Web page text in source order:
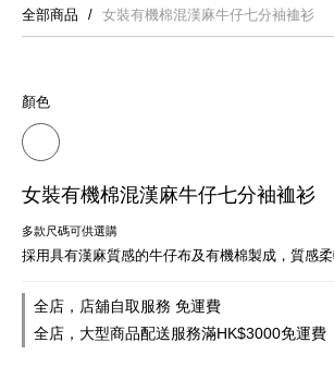
全部商品 女裝有機棉混漢麻牛仔七分袖裇衫
顏色
女裝有機棉混漢麻牛仔七分袖裇衫
多款尺碼可供選購
採用具有漢麻質感的牛仔布及有機棉製成，質感柔
全店，店舖自取服務 免運費
全店，大型商品配送服務滿HK$3000免運費